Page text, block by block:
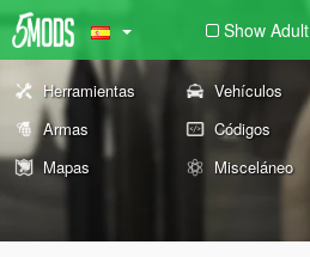
Show Adult
Herramientas Vehículos
Armas
Códigos
Mapas
Misceláneo